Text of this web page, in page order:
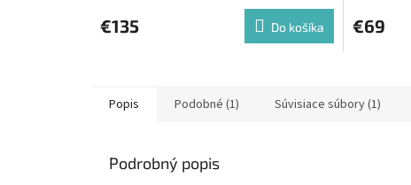
€135 Do košíka €69
Popis Podobné (1) Súvisiace súbory (1)
Podrobný popis